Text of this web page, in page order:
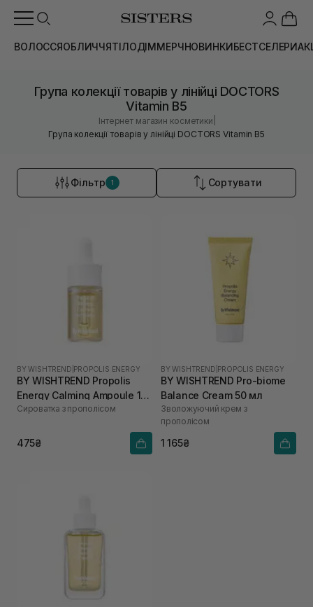
ВОЛОССЯОБЛИЧЧЯТІЛОДІММЕРЧНОВИНКИБЕСТСЕЛЕРИ
Група колекції товарів у лінійці DOCTORS
Vitamin B5
Інтернет магазин косметики
Група колекції товарів у лінійці DOCTORS Vitamin B5
Фільтр 1 Сортувати
BY WISHTREND PROPOLIS ENERGY
BY WISHTREND Propolis
Energy Calming Ampoule 10
мл
Сироватка з прополісом
475₴
BY WISHTREND PROPOLIS ENERGY
BY WISHTREND Pro-biome
Balance Cream 50 мл
Зволожуючий крем з
прополісом
1 165₴